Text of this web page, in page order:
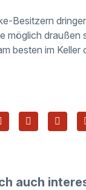
Besitzern
möglich draußen
besten im Keller
auch